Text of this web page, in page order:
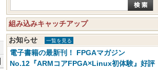
組み込みキャッチアップ
お知らせ 一覧を見る
電子書籍の最新刊！ FPGAマガジン
No.12『ARMコアFPGA×Linux初体験』好評